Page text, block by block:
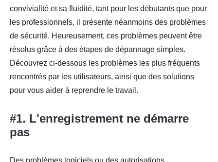
Étape 3.
convivialité et sa fluidité, tant pour les débutants que pour
les professionnels, il présente néanmoins des problèmes
de sécurité. Heureusement, ces problèmes peuvent être
résolus grâce à des étapes de dépannage simples.
Découvrez ci-dessous les problèmes les plus fréquents
rencontrés par les utilisateurs, ainsi que des solutions
pour vous aider à reprendre le travail.
#1. L'enregistrement ne démarre
pas